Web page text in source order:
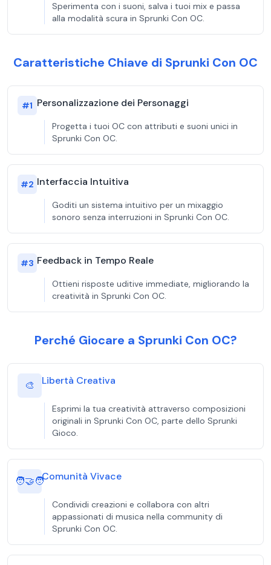
Sperimenta con i suoni, salva i tuoi mix e passa
alla modalità scura in Sprunki Con OC.
Caratteristiche Chiave di Sprunki Con OC
#1 Personalizzazione dei Personaggi
Progetta i tuoi OC con attributi e suoni unici in
Sprunki Con OC.
#2 Interfaccia Intuitiva
Goditi un sistema intuitivo per un mixaggio
sonoro senza interruzioni in Sprunki Con OC.
#3 Feedback in Tempo Reale
Ottieni risposte uditive immediate, migliorando la
creatività in Sprunki Con OC.
Perché Giocare a Sprunki Con OC?
🎨 Libertà Creativa
Esprimi la tua creatività attraverso composizioni
originali in Sprunki Con OC, parte dello Sprunki
Gioco.
🧑‍🤝‍🧑Comunità Vivace
Condividi creazioni e collabora con altri
appassionati di musica nella community di
Sprunki Con OC.